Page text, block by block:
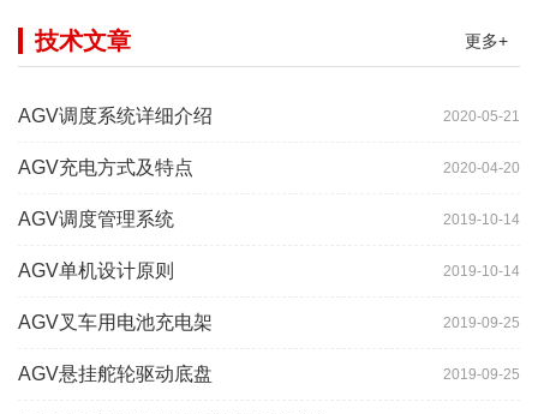
更多+
技术文章
2020-05-21
AGV调度系统详细介绍
2020-04-20
AGV充电方式及特点
2019-10-14
AGV调度管理系统
2019-10-14
AGV单机设计原则
2019-09-25
AGV叉车用电池充电架
2019-09-25
AGV悬挂舵轮驱动底盘